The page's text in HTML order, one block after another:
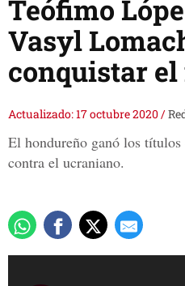
Teófimo
Vasyl
conquistar
Actualizado: 17 octubre 2020/
El hondureño ganó los títulos
contra el ucraniano.